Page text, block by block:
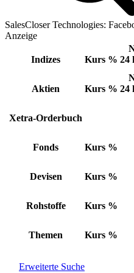
SalesCloser Technologies:
Anzeige
Indizes Kurs % 24
Aktien Kurs % 24
Xetra-Orderbuch
Fonds Kurs %
Devisen Kurs %
Rohstoffe Kurs %
Themen Kurs %
Erweiterte Suche